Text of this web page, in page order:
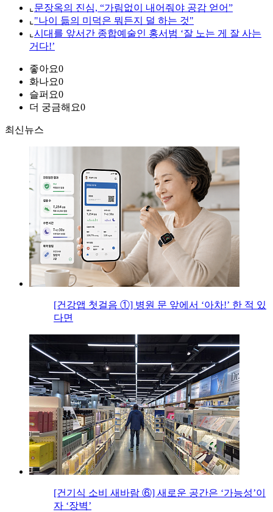
⌞ 문장옥의 진심, “가림없이 내어줘야 공감 얻어”
⌞ "나이 듦의 미덕은 뭐든지 덜 하는 것"
⌞ 시대를 앞서간 종합예술인 홍서범 ‘잘 노는 게 잘 사는
거다!’
좋아요0
화나요0
슬퍼요0
더 궁금해요0
최신뉴스
[건강앱 첫걸음 ①] 병원 문 앞에서 ‘아차!’ 한 적 있
다면
[건기식 소비 새바람 ⑥] 새로운 공간은 ‘가능성’이
자 ‘장벽’